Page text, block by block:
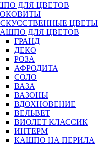
ДЛЯ ЦВЕТОВ
ЦВЕТЫ
ДЛЯ ЦВЕТОВ
ГРАНД
ДЕКО
РОЗА
АФРОДИТА
СОЛО
ВАЗА
ВАЗОНЫ
ВДОХНОВЕНИЕ
ВЕЛЬВЕТ
ВИОЛЕТ КЛАССИК
ИНТЕРМ
КАШПО НА ПЕРИЛА